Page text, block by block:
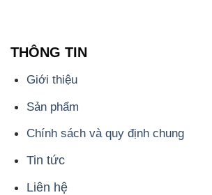
THÔNG TIN
Giới thiệu
Sản phẩm
Chính sách và quy định chung
Tin tức
Liên hệ